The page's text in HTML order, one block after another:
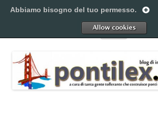
al
Pontilex
Menu
Abbiamo bisogno del tuo permesso.